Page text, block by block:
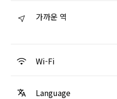
가까운 역
Wi-Fi
Language